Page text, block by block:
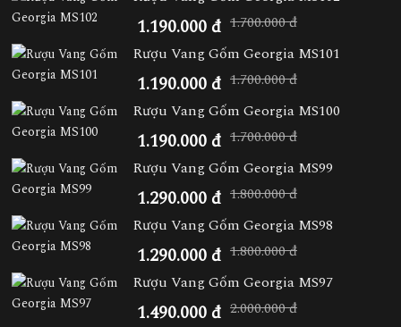
1.190.000 đ 1.700.000 đ
Rượu Vang Gốm Georgia MS101
1.190.000 đ 1.700.000 đ
Rượu Vang Gốm Georgia MS100
1.190.000 đ 1.700.000 đ
Rượu Vang Gốm Georgia MS99
1.290.000 đ 1.800.000 đ
Rượu Vang Gốm Georgia MS98
1.290.000 đ 1.800.000 đ
Rượu Vang Gốm Georgia MS97
1.490.000 đ 2.000.000 đ